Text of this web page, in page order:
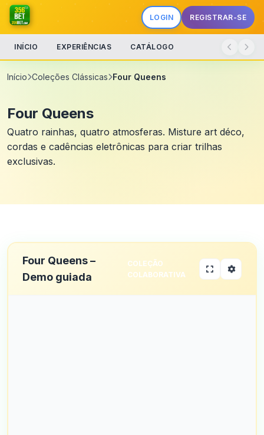
LOGIN REGISTRAR-SE
INÍCIO EXPERIÊNCIAS CATÁLOGO
Início Coleções Clássicas Four Queens
Four Queens
Quatro rainhas, quatro atmosferas. Misture art déco,
cordas e cadências eletrônicas para criar trilhas
exclusivas.
Four Queens –
Demo guiada
COLEÇÃO
COLABORATIVA